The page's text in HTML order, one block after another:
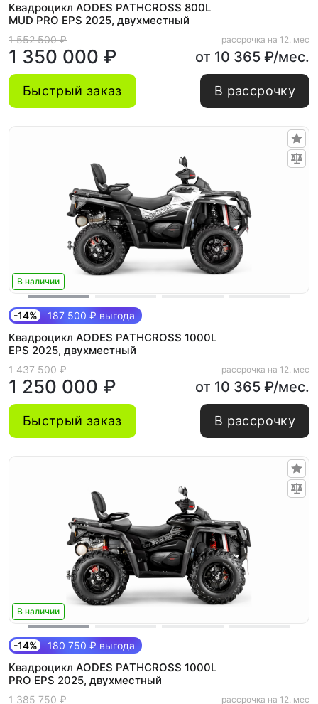
Квадроцикл AODES PATHCROSS 800L
MUD PRO EPS 2025, двухместный
1 552 500 ₽
1 350 000 ₽
рассрочка на 12. мес
от 10 365 ₽/мес.
Быстрый заказ В рассрочку
В наличии
-14% 187 500 ₽ выгода
Квадроцикл AODES PATHCROSS 1000L
EPS 2025, двухместный
1 437 500 ₽
1 250 000 ₽
рассрочка на 12. мес
от 10 365 ₽/мес.
Быстрый заказ В рассрочку
В наличии
-14% 180 750 ₽ выгода
Квадроцикл AODES PATHCROSS 1000L
PRO EPS 2025, двухместный
1 385 750 ₽ рассрочка на 12. мес